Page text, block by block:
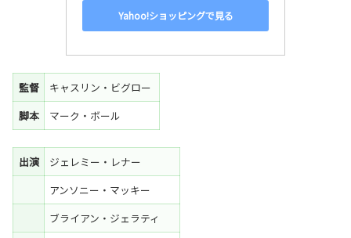
Yahoo!ショッピングで見る
監督
キャスリン・ビグロー
脚本
マーク・ボール
出演
ジェレミー・レナー
アンソニー・マッキー
ブライアン・ジェラティ